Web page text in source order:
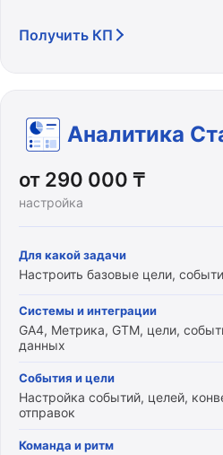
Получить КП
Аналитика
от 290 000 ₸
настройка
Для какой задачи
Настроить базовые цели,
Системы и интеграции
GA4, Метрика, GTM, цели,
данных
События и цели
Настройка событий, целей,
отправок
Команда и ритм